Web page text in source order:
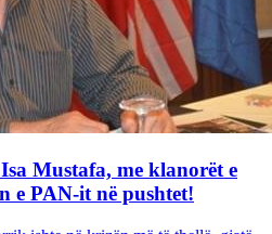
Mustafa, me klanorët e
e PAN-it në pushtet!